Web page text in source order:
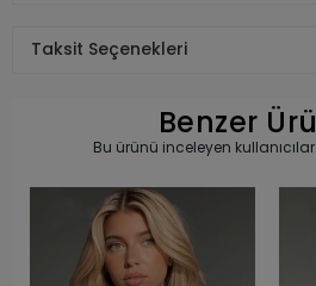
Taksit Seçenekleri
Benzer
Bu ürünü inceleyen